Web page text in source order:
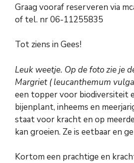
Graag vooraf reserveren via
of tel. nr 06-11255835
Tot ziens in Gees!
Leuk weetje. Op de foto zie je
Margriet ( leucanthemum
een topper voor biodiversiteit
bijenplant, inheems en
staat voor kracht en op
kan groeien. Ze is eetbaar en
Kortom een prachtige en